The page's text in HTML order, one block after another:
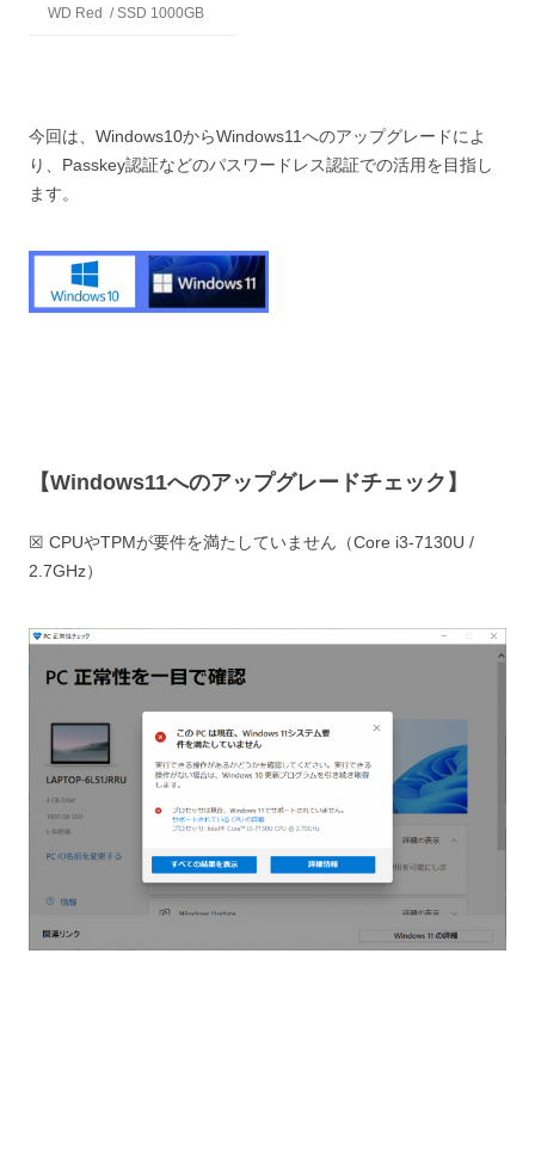
WD Red / SSD 1000GB
今回は、Windows10からWindows11へのアップグレードによ
り、Passkey認証などのパスワードレス認証での活用を目指し
ます。
【Windows11へのアップグレードチェック 】
☒ CPUやTPMが要件を満たしていません（Core i3-7130U /
2.7GHz）